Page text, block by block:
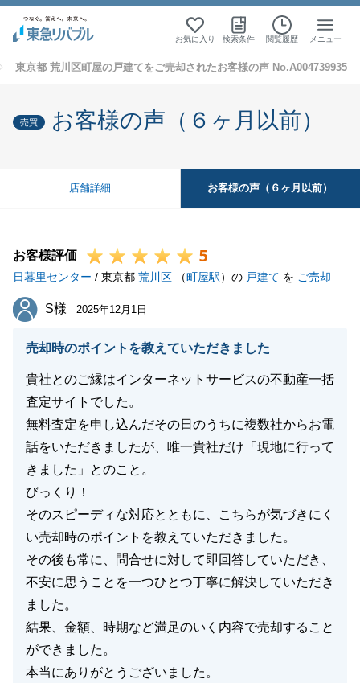
お気に入り 検索条件 閲覧履歴 メニュー
東京都 荒川区町屋の戸建てをご売却されたお客様の声 No.A004739935
売買 お客様の声（６ヶ月以前）
店舗詳細 お客様の声（６ヶ月以前）
お客様評価 5
日暮里センター / 東京都 荒川区 （町屋駅）の 戸建て を ご売却
S様
S様 2025年12月1日
売却時のポイントを教えていただきました
貴社とのご縁はインターネットサービスの不動産一括
査定サイトでした。
無料査定を申し込んだその日のうちに複数社からお電
話をいただきましたが、唯一貴社だけ「現地に行って
きました」とのこと。
びっくり！
そのスピーディな対応とともに、こちらが気づきにく
い売却時のポイントを教えていただきました。
その後も常に、問合せに対して即回答していただき、
不安に思うことを一つひとつ丁寧に解決していただき
ました。
結果、金額、時期など満足のいく内容で売却すること
ができました。
本当にありがとうございました。